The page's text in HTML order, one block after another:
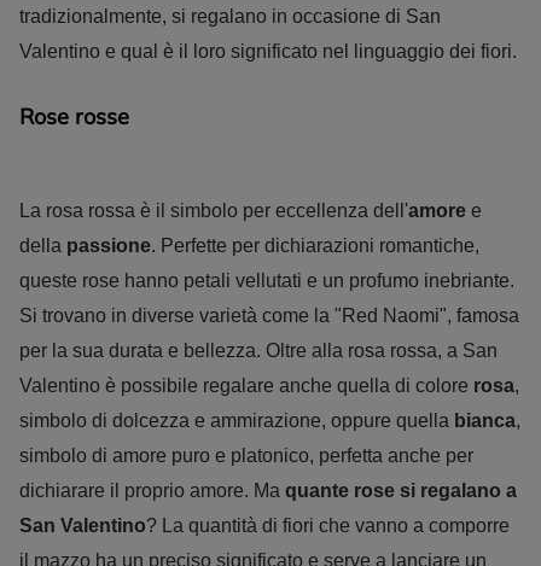
tradizionalmente, si regalano in occasione di San
Valentino e qual è il loro significato nel linguaggio dei fiori.
Rose rosse
La rosa rossa è il simbolo per eccellenza dell'amore e
della passione. Perfette per dichiarazioni romantiche,
queste rose hanno petali vellutati e un profumo inebriante.
Si trovano in diverse varietà come la "Red Naomi", famosa
per la sua durata e bellezza. Oltre alla rosa rossa, a San
Valentino è possibile regalare anche quella di colore rosa,
simbolo di dolcezza e ammirazione, oppure quella bianca,
simbolo di amore puro e platonico, perfetta anche per
dichiarare il proprio amore. Ma quante rose si regalano a
San Valentino? La quantità di fiori che vanno a comporre
il mazzo ha un preciso significato e serve a lanciare un